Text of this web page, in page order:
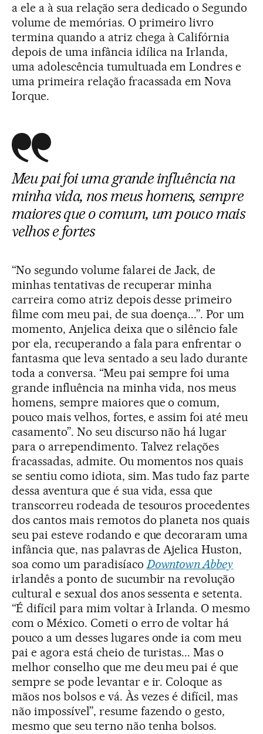
a ele a à sua relação sera dedicado o Segundo
volume de memórias. O primeiro livro
termina quando a atriz chega à Califórnia
depois de uma infância idílica na Irlanda,
uma adolescência tumultuada em Londres e
uma primeira relação fracassada em Nova
Iorque.
Meu pai foi uma grande influência na
minha vida, nos meus homens, sempre
maiores que o comum, um pouco mais
velhos e fortes
“No segundo volume falarei de Jack, de
minhas tentativas de recuperar minha
carreira como atriz depois desse primeiro
filme com meu pai, de sua doença...”. Por um
momento, Anjelica deixa que o silêncio fale
por ela, recuperando a fala para enfrentar o
fantasma que leva sentado a seu lado durante
toda a conversa. “Meu pai sempre foi uma
grande influência na minha vida, nos meus
homens, sempre maiores que o comum,
pouco mais velhos, fortes, e assim foi até meu
casamento”. No seu discurso não há lugar
para o arrependimento. Talvez relações
fracassadas, admite. Ou momentos nos quais
se sentiu como idiota, sim. Mas tudo faz parte
dessa aventura que é sua vida, essa que
transcorreu rodeada de tesouros procedentes
dos cantos mais remotos do planeta nos quais
seu pai esteve rodando e que decoraram uma
infância que, nas palavras de Ajelica Huston,
soa como um paradisíacoDowntown Abbey
irlandês a ponto de sucumbir na revolução
cultural e sexual dos anos sessenta e setenta.
“É difícil para mim voltar à Irlanda. O mesmo
com o México. Cometi o erro de voltar há
pouco a um desses lugares onde ia com meu
pai e agora está cheio de turistas... Mas o
melhor conselho que me deu meu pai é que
sempre se pode levantar e ir. Coloque as
mãos nos bolsos e vá. Às vezes é difícil, mas
não impossível”, resume fazendo o gesto,
mesmo que seu terno não tenha bolsos.